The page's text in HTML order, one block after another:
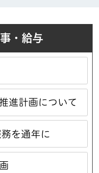
・給与
進計画について
を通年に